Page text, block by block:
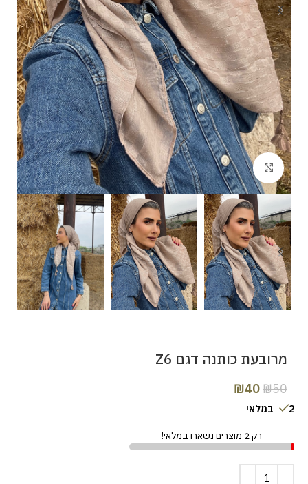
Click to enlarge
מרובעת כותנה דגם Z6
₪50
₪40
2 במלאי
רק 2 מוצרים נשארו במלאי!